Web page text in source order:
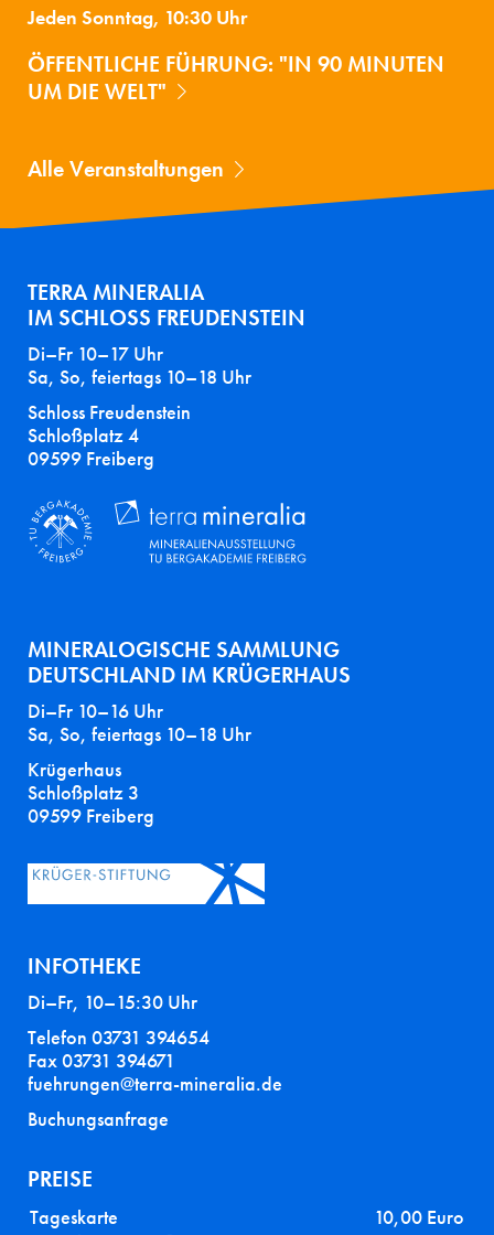
Jeden Sonntag, 10:30 Uhr
ÖFFENTLICHE FÜHRUNG: "IN 90 MINUTEN
UM DIE WELT"
Alle Veranstaltungen
TERRA MINERALIA
IM SCHLOSS FREUDENSTEIN
Di–Fr 10–17 Uhr
Sa, So, feiertags 10–18 Uhr
Schloss Freudenstein
Schloßplatz 4
09599 Freiberg
MINERALOGISCHE SAMMLUNG
DEUTSCHLAND IM KRÜGERHAUS
Di–Fr 10–16 Uhr
Sa, So, feiertags 10–18 Uhr
Krügerhaus
Schloßplatz 3
09599 Freiberg
INFOTHEKE
Di–Fr, 10–15:30 Uhr
Telefon 03731 394654
Fax 03731 394671
fuehrungen@terra-mineralia.de
Buchungsanfrage
PREISE
Tageskarte
10,00 Euro